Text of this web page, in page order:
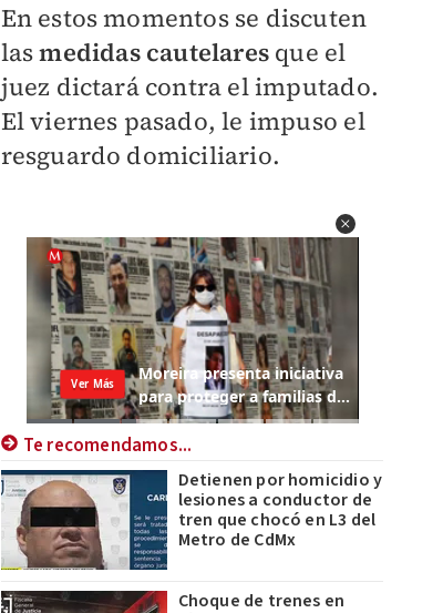
En estos momentos se discuten
lasmedidas cautelaresque el
juez dictará contra el imputado.
El viernes pasado, le impuso el
resguardo domiciliario.
Te recomendamos...
Detienen por homicidio y
lesiones a conductor de
tren que chocó en L3 del
Metro de CdMx
Choque de trenes en